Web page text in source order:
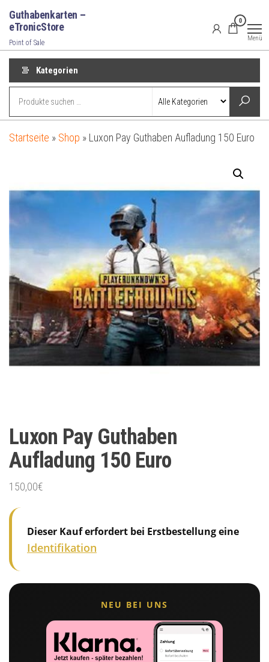
Inhalt
springen
Guthabenkarten –
eTronicStore
Point of Sale
0
Menü
Kategorien
Startseite » Shop » Luxon Pay Guthaben Aufladung 150 Euro
Luxon Pay Guthaben
Aufladung 150 Euro
150,00€
Dieser Kauf erfordert bei Erstbestellung eine
Identifikation
NEU BEI UNS